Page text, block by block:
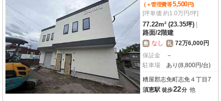
(＋管理費等5,500円)
[坪単価 約1.0万円/坪]
77.22m² (23.35坪)
路面/2階建
敷 なし 礼 72万6,000円
保証金
－
駐車場
あり(8,800円/台)
糟屋郡志免町志免４丁目7
須恵駅 徒歩22分 他